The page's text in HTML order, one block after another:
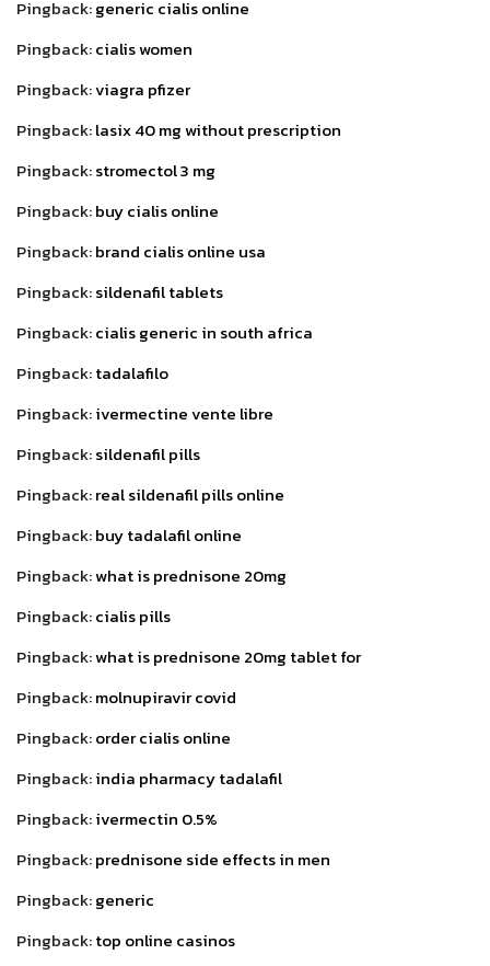
Pingback:generic cialis online
Pingback:cialis women
Pingback:viagra pfizer
Pingback:lasix 40 mg without prescription
Pingback:stromectol 3 mg
Pingback:buy cialis online
Pingback:brand cialis online usa
Pingback:sildenafil tablets
Pingback:cialis generic in south africa
Pingback:tadalafilo
Pingback:ivermectine vente libre
Pingback:sildenafil pills
Pingback:real sildenafil pills online
Pingback:buy tadalafil online
Pingback:what is prednisone 20mg
Pingback:cialis pills
Pingback:what is prednisone 20mg tablet for
Pingback:molnupiravir covid
Pingback:order cialis online
Pingback:india pharmacy tadalafil
Pingback:ivermectin 0.5%
Pingback:prednisone side effects in men
Pingback:generic
Pingback:top online casinos